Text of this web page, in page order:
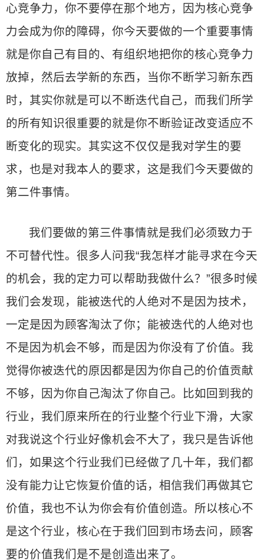
心竞争力，你不要停在那个地方，因为核心竞争
力会成为你的障碍，你今天要做的一个重要事情
就是你自己有目的、有组织地把你的核心竞争力
放掉，然后去学新的东西，当你不断学习新东西
时，其实你就是可以不断迭代自己，而我们所学
的所有知识很重要的就是你不断验证改变适应不
断变化的现实。其实这不仅仅是我对学生的要
求，也是对我本人的要求，这是我们今天要做的
第二件事情。
我们要做的第三件事情就是我们必须致力于
不可替代性。很多人问我“我怎样才能寻求在今天
的机会，我的定力可以帮助我做什么？”很多时候
我们会发现，能被迭代的人绝对不是因为技术，
一定是因为顾客淘汰了你；能被迭代的人绝对也
不是因为机会不够，而是因为你没有了价值。我
觉得你被迭代的原因都是因为你自己的价值贡献
不够，因为你自己淘汰了你自己。比如回到我的
行业，我们原来所在的行业整个行业下滑，大家
对我说这个行业好像机会不大了，我只是告诉他
们，如果这个行业我们已经做了几十年，我们都
没有能力让它恢复价值的话，相信我们再做其它
价值，我也不认为你会有价值创造。所以核心不
是这个行业，核心在于我们回到市场去问，顾客
要的价值我们是不是创造出来了。